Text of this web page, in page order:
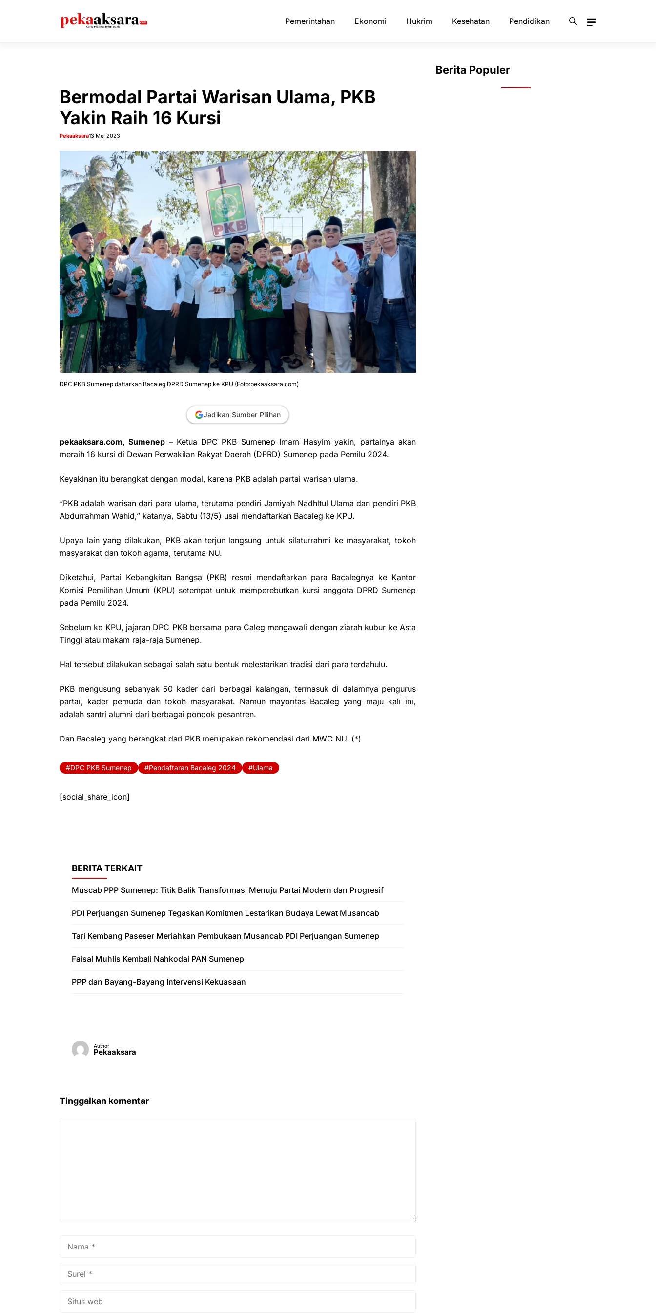
Pemerintahan Ekonomi Hukrim Kesehatan Pendidikan
Bermodal Partai Warisan Ulama, PKB
Yakin Raih 16 Kursi
Pekaaksara13 Mei 2023
DPC PKB Sumenep daftarkan Bacaleg DPRD Sumenep ke KPU (Foto:pekaaksara.com)
Jadikan Sumber Pilihan
pekaaksara.com, Sumenep – Ketua DPC PKB Sumenep Imam Hasyim yakin, partainya akan
meraih 16 kursi di Dewan Perwakilan Rakyat Daerah (DPRD) Sumenep pada Pemilu 2024.
Keyakinan itu berangkat dengan modal, karena PKB adalah partai warisan ulama.
“PKB adalah warisan dari para ulama, terutama pendiri Jamiyah Nadhltul Ulama dan pendiri PKB
Abdurrahman Wahid,” katanya, Sabtu (13/5) usai mendaftarkan Bacaleg ke KPU.
Upaya lain yang dilakukan, PKB akan terjun langsung untuk silaturrahmi ke masyarakat, tokoh
masyarakat dan tokoh agama, terutama NU.
Diketahui, Partai Kebangkitan Bangsa (PKB) resmi mendaftarkan para Bacalegnya ke Kantor
Komisi Pemilihan Umum (KPU) setempat untuk memperebutkan kursi anggota DPRD Sumenep
pada Pemilu 2024.
Sebelum ke KPU, jajaran DPC PKB bersama para Caleg mengawali dengan ziarah kubur ke Asta
Tinggi atau makam raja-raja Sumenep.
Hal tersebut dilakukan sebagai salah satu bentuk melestarikan tradisi dari para terdahulu.
PKB mengusung sebanyak 50 kader dari berbagai kalangan, termasuk di dalamnya pengurus
partai, kader pemuda dan tokoh masyarakat. Namun mayoritas Bacaleg yang maju kali ini,
adalah santri alumni dari berbagai pondok pesantren.
Dan Bacaleg yang berangkat dari PKB merupakan rekomendasi dari MWC NU. (*)
DPC PKB Sumenep Pendaftaran Bacaleg 2024 Ulama
[social_share_icon]
BERITA TERKAIT
Muscab PPP Sumenep: Titik Balik Transformasi Menuju Partai Modern dan Progresif
PDI Perjuangan Sumenep Tegaskan Komitmen Lestarikan Budaya Lewat Musancab
Tari Kembang Paseser Meriahkan Pembukaan Musancab PDI Perjuangan Sumenep
Faisal Muhlis Kembali Nahkodai PAN Sumenep
PPP dan Bayang-Bayang Intervensi Kekuasaan
Author
Pekaaksara
Tinggalkan komentar
Berita Populer